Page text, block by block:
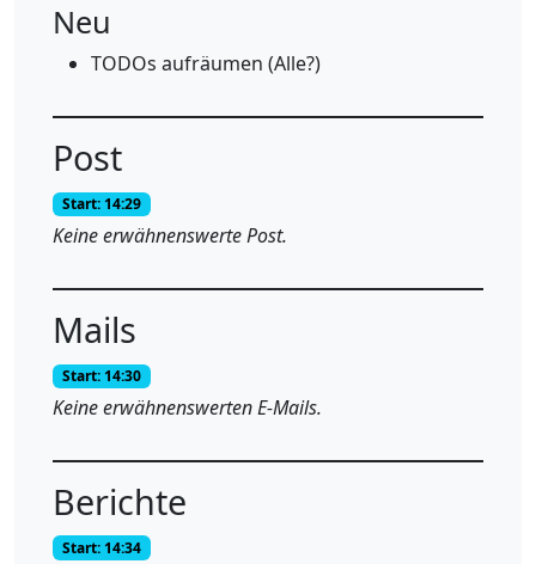
Neu
TODOs aufräumen (Alle?)
Post
Start: 14:29
Keine erwähnenswerte Post.
Mails
Start: 14:30
Keine erwähnenswerten E-Mails.
Berichte
Start: 14:34